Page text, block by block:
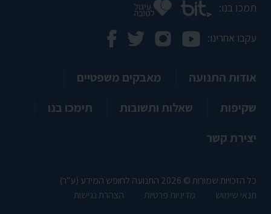
תמכו בנו:
עקבו אחרינו:
אודות התנועה
מאבקים משפטיים
שקיפות
שאלות ותשובות
תימכו בנו
יצירת קשר
כל הזכויות שמורות © 2026 התנועה לחופש המידע (ע"ר)
תנאי שימוש
מדיניות פרטיות הצהרת נגישות